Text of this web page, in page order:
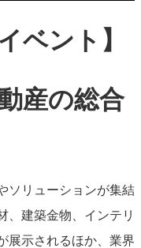
ベント】
産の総合
ソリューションが集結
、建築金物、インテリ
展示されるほか、業界